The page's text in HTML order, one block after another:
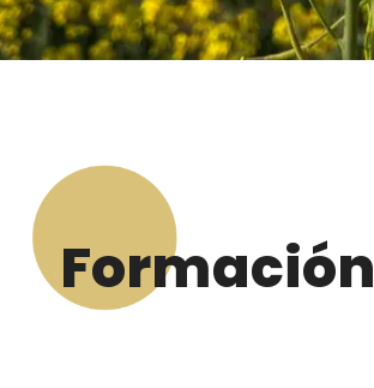
Formación